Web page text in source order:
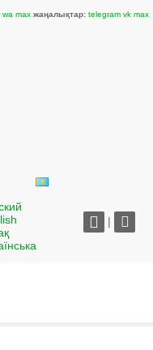
wa max жаңалықтар: telegram vk max
|